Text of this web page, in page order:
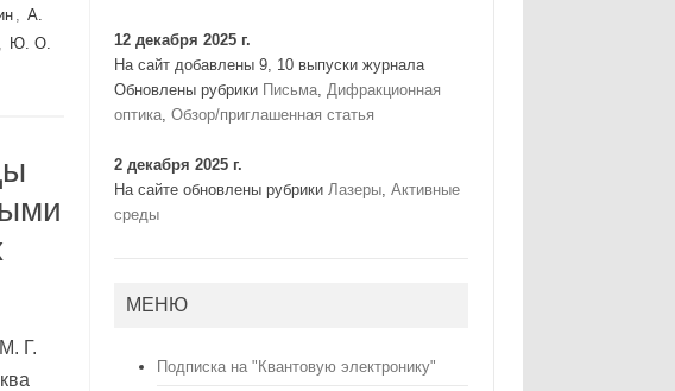
, А.
, Ю. О.
Г.
12 декабря 2025 г.
На сайт добавлены 9, 10 выпуски журнала
Обновлены рубрики Письма,Дифракционная
оптика,Обзор/приглашенная статья
2 декабря 2025 г.
На сайте обновлены рубрикиЛазеры,Активные
среды
МЕНЮ
Подписка на "Квантовую электронику"